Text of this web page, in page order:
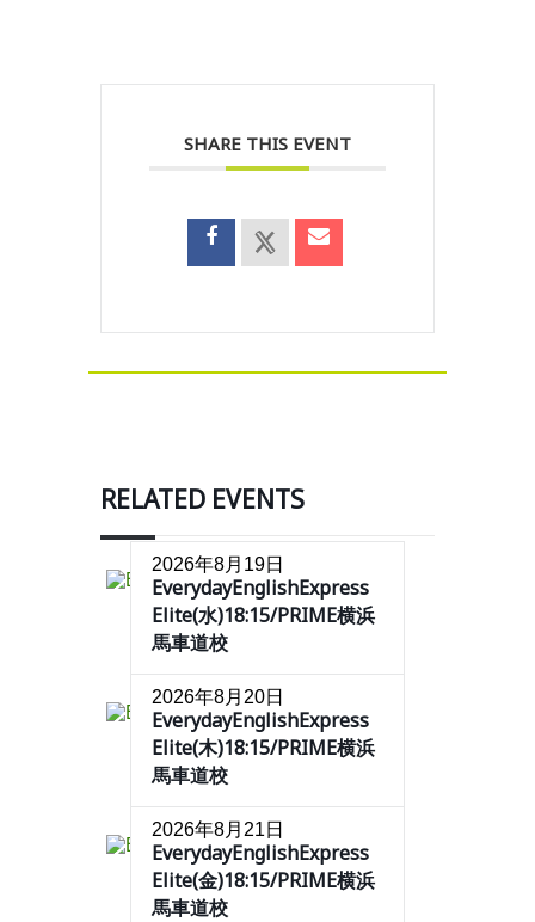
SHARE THIS EVENT
RELATED EVENTS
2026年8月19日
EverydayEnglishExpress
Elite(水)18:15/PRIME横浜
馬車道校
2026年8月20日
EverydayEnglishExpress
Elite(木)18:15/PRIME横浜
馬車道校
2026年8月21日
EverydayEnglishExpress
Elite(金)18:15/PRIME横浜
馬車道校